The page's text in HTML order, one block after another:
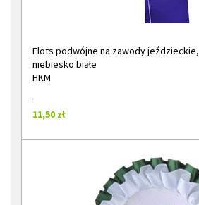
Flots podwójne na zawody jeździeckie,
niebiesko białe
HKM
11,50 zł